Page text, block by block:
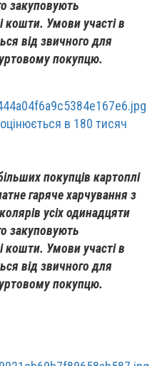
закуповують
кошти. Умови участі в
від звичного для
покупцю.
в 180 тисяч
покупців картоплі
гаряче харчування з
усіх одинадцяти
закуповують
кошти. Умови участі в
від звичного для
покупцю.